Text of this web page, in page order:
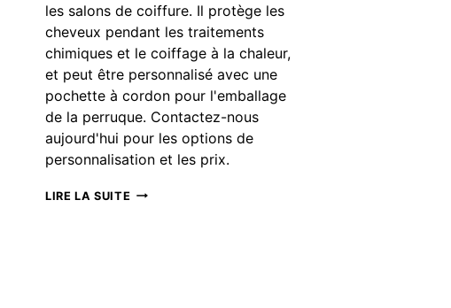
les salons de coiffure. Il protège les
cheveux pendant les traitements
chimiques et le coiffage à la chaleur,
et peut être personnalisé avec une
pochette à cordon pour l'emballage
de la perruque. Contactez-nous
aujourd'hui pour les options de
personnalisation et les prix.
LIRE LA SUITE AMÉLIOREZ